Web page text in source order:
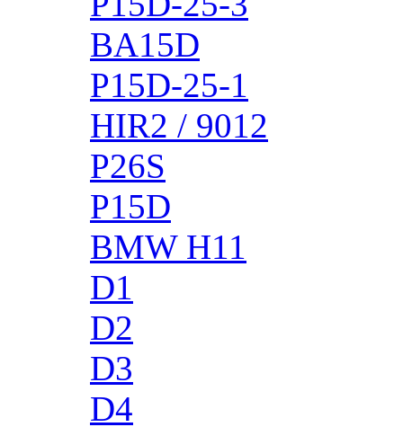
BA15D
P15D-25-1
HIR2 / 9012
P26S
P15D
BMW H11
D1
D2
D3
D4